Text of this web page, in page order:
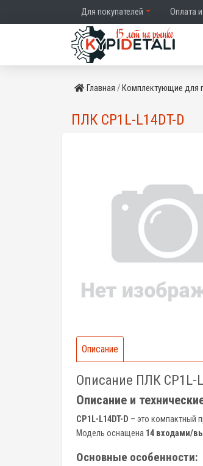
Для покупателей Оплата
Главная Комплектующие для
ПЛК CP1L-L14DT-D
Описание
Описание ПЛК CP1L-
Описание и
CP1L-L14DT-D – это компактный
Модель оснащена 14 входами/
Основные особенности: